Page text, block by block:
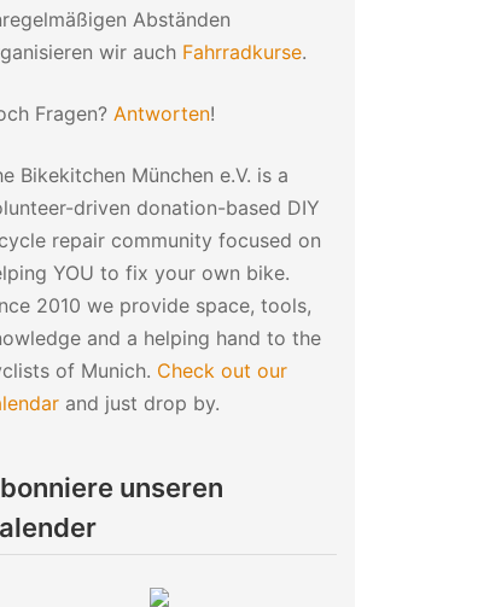
Abständen
wir auch Fahrradkurse.
Fragen? Antworten!
Bikekitchen München e.V. is a
driven donation-based DIY
repair community focused on
YOU to fix your own bike.
2010 we provide space, tools,
and a helping hand to the
of Munich. Check out our
and just drop by.
unseren